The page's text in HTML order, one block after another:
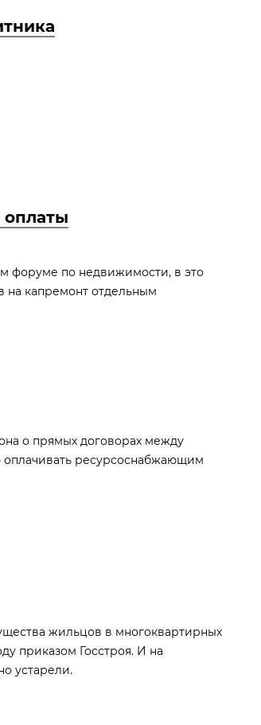
форуме по недвижимости, в это
на капремонт отдельным
о прямых договорах между
ресурсоснабжающим
жильцов в многоквартирных
приказом Госстроя. И на
устарели.